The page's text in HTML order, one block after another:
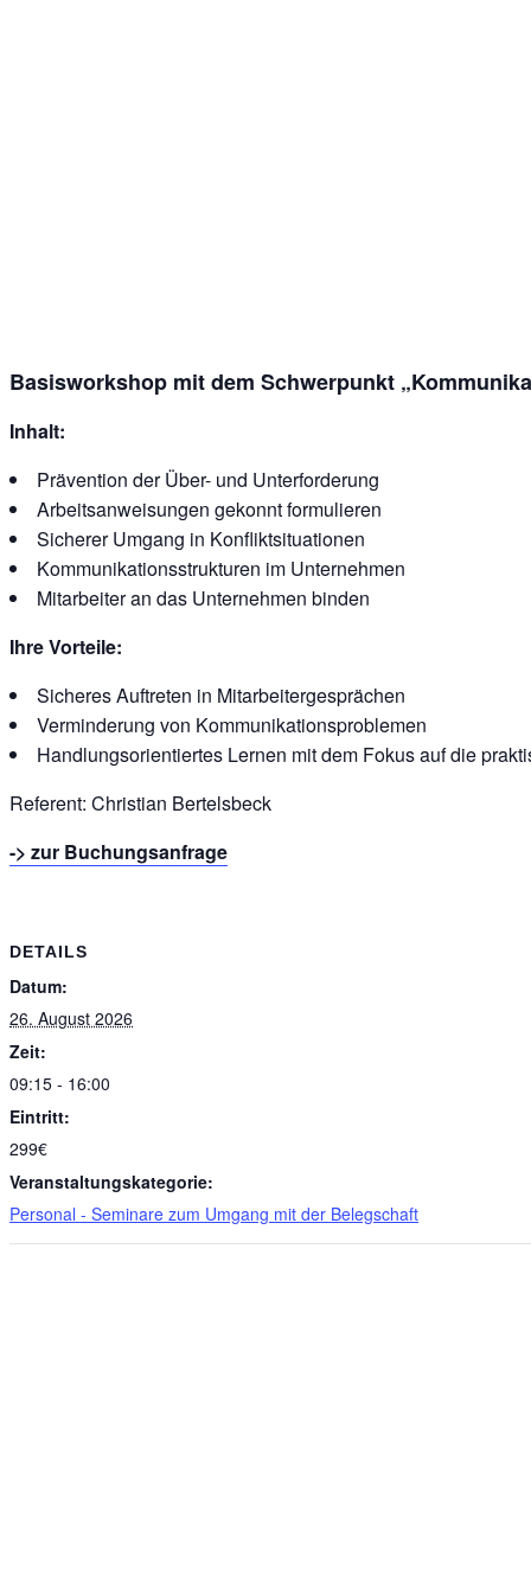
Basisworkshop mit dem Schwerpunkt
Inhalt:
Prävention der Über- und Unterforderung
Arbeitsanweisungen gekonnt formulieren
Sicherer Umgang in Konfliktsituationen
Kommunikationsstrukturen im Unternehmen
Mitarbeiter an das Unternehmen binden
Ihre Vorteile:
Sicheres Auftreten in Mitarbeitergesprächen
Verminderung von Kommunikationsproblemen
Handlungsorientiertes Lernen mit dem Fokus auf die
Referent: Christian Bertelsbeck
-> zur Buchungsanfrage
DETAILS
Datum:
26. August 2026
Zeit:
09:15 - 16:00
Eintritt:
299€
Veranstaltungskategorie:
Personal - Seminare zum Umgang mit der Belegschaft